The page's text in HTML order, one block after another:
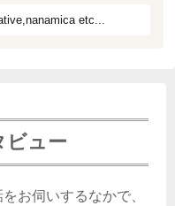
etc...
ビュー
お伺いするなかで、